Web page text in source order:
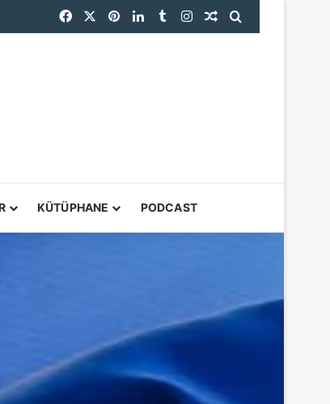
FacebookPinterestLinkedInTumblrInstagramRastgele Makale
KÜTÜPHANE PODCAST